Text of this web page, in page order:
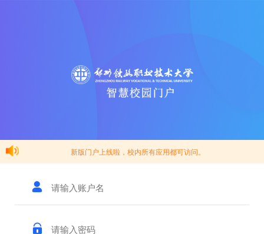
新版门户上线啦，校内所有应用都可访问。